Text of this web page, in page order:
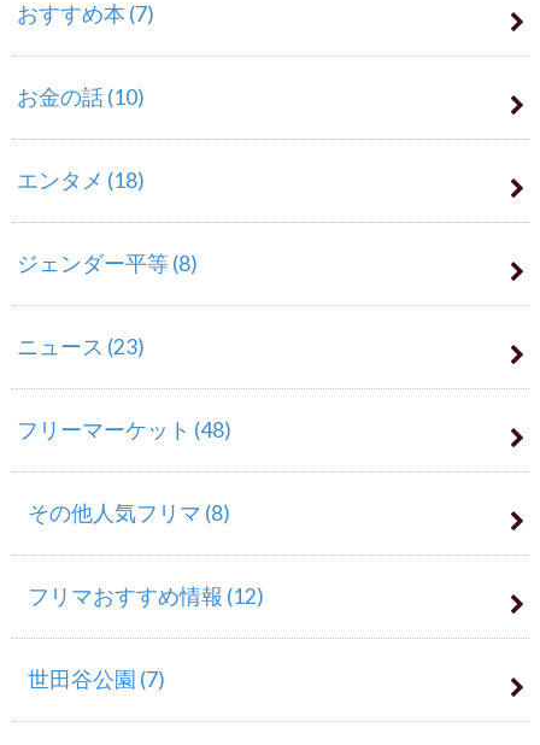
おすすめ本 (7)
お金の話(10)
エンタメ (18)
ジェンダー平等(8)
ニュース (23)
フリーマーケット (48)
その他人気フリマ (8)
フリマおすすめ情報 (12)
世田谷公園 (7)